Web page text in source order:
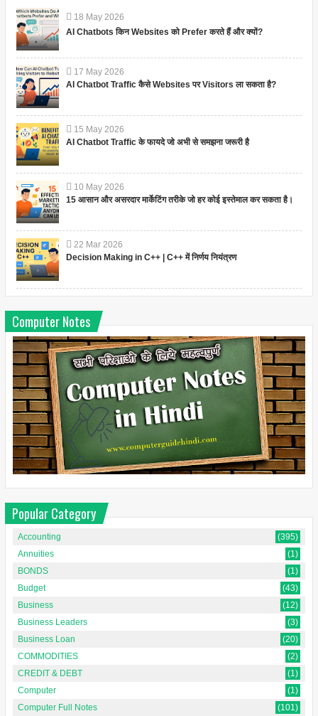
18 May 2026
AI Chatbots किन Websites को Prefer करते हैं और क्यों?
17 May 2026
AI Chatbot Traffic कैसे Websites पर Visitors ला सकता है?
15 May 2026
AI Chatbot Traffic के फायदे जो अभी से समझना जरूरी है
10 May 2026
15 आसान और असरदार मार्केटिंग तरीके जो हर कोई इस्तेमाल कर सकता है।
22 Mar 2026
Decision Making in C++ | C++ में निर्णय नियंत्रण
Computer Notes
Popular Category
Accounting
(395)
Annuities
(1)
BONDS
(1)
Budget
(43)
Business
(12)
Business Leaders
(3)
Business Loan
(20)
COMMODITIES
(2)
CREDIT & DEBT
(1)
Computer
(1)
Computer Full Notes
(101)